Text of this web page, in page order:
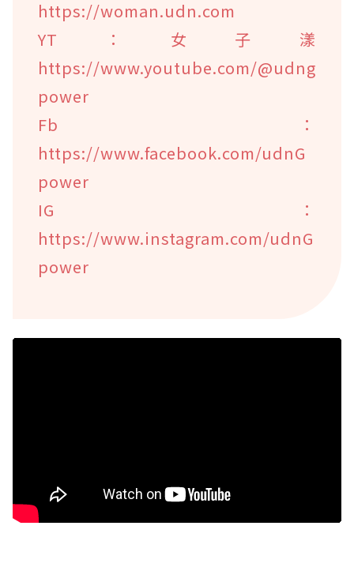
https://woman.udn.com
YT：女子漾
https://www.youtube.com/@udng
power
Fb：
https://www.facebook.com/udnG
power
IG：
https://www.instagram.com/udnG
power